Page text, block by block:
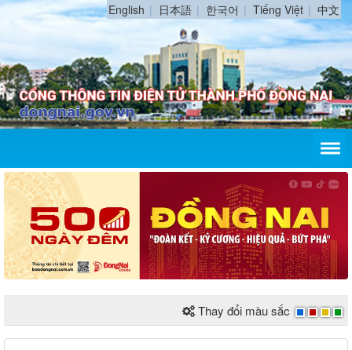
English 日本語 한국어 Tiếng Việt 中文
Thay đổi màu sắc